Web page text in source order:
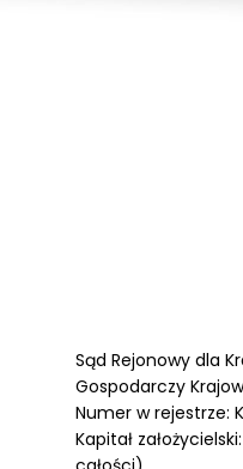
Sąd Rejonowy dla
Gospodarczy
Numer w rejestrze:
Kapitał